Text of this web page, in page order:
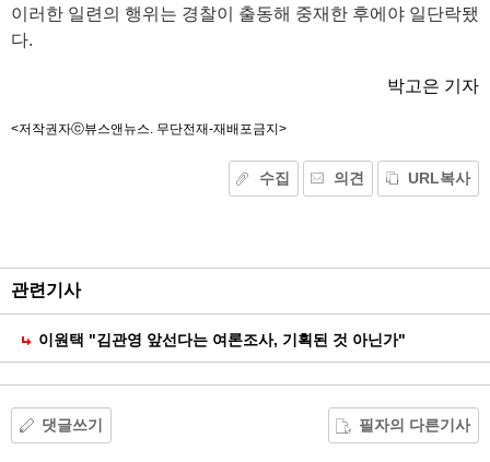
이러한 일련의 행위는 경찰이 출동해 중재한 후에야 일단락됐
다.
박고은 기자
<저작권자ⓒ뷰스앤뉴스. 무단전재-재배포금지>
수집 의견 URL복사
공
유
관련기사
이원택 "김관영 앞선다는 여론조사, 기획된 것 아닌가"
댓글쓰기 필자의 다른기사